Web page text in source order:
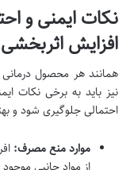
نکات ایمنی و
افزایش اثربخشی
همانند هر محصول درمانی
نیز باید به برخی نکات
احتمالی جلوگیری شود و
موارد منع مصرف: